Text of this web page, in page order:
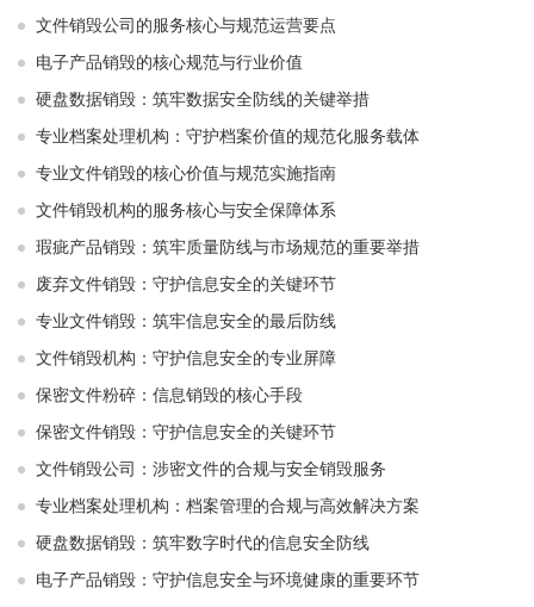
文件销毁公司的服务核心与规范运营要点
电子产品销毁的核心规范与行业价值
硬盘数据销毁：筑牢数据安全防线的关键举措
专业档案处理机构：守护档案价值的规范化服务载体
专业文件销毁的核心价值与规范实施指南
文件销毁机构的服务核心与安全保障体系
瑕疵产品销毁：筑牢质量防线与市场规范的重要举措
废弃文件销毁：守护信息安全的关键环节
专业文件销毁：筑牢信息安全的最后防线
文件销毁机构：守护信息安全的专业屏障
保密文件粉碎：信息销毁的核心手段
保密文件销毁：守护信息安全的关键环节
文件销毁公司：涉密文件的合规与安全销毁服务
专业档案处理机构：档案管理的合规与高效解决方案
硬盘数据销毁：筑牢数字时代的信息安全防线
电子产品销毁：守护信息安全与环境健康的重要环节